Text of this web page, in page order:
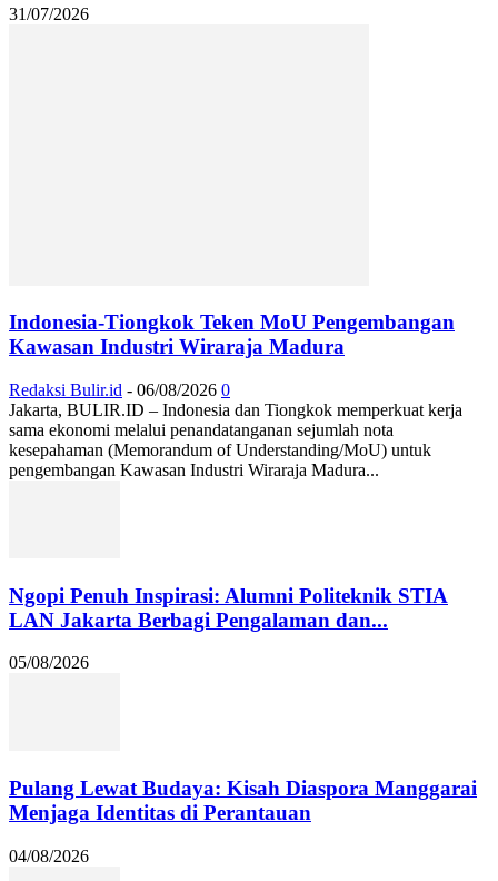
31/07/2026
Indonesia-Tiongkok Teken MoU Pengembangan
Kawasan Industri Wiraraja Madura
Redaksi Bulir.id - 06/08/2026 0
Jakarta, BULIR.ID – Indonesia dan Tiongkok memperkuat kerja
sama ekonomi melalui penandatanganan sejumlah nota
kesepahaman (Memorandum of Understanding/MoU) untuk
pengembangan Kawasan Industri Wiraraja Madura...
Ngopi Penuh Inspirasi: Alumni Politeknik STIA
LAN Jakarta Berbagi Pengalaman dan...
05/08/2026
Pulang Lewat Budaya: Kisah Diaspora Manggarai
Menjaga Identitas di Perantauan
04/08/2026